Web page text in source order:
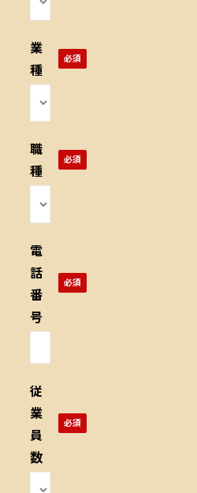
業
種
職
種
電
話
番
号
従
業
員
数